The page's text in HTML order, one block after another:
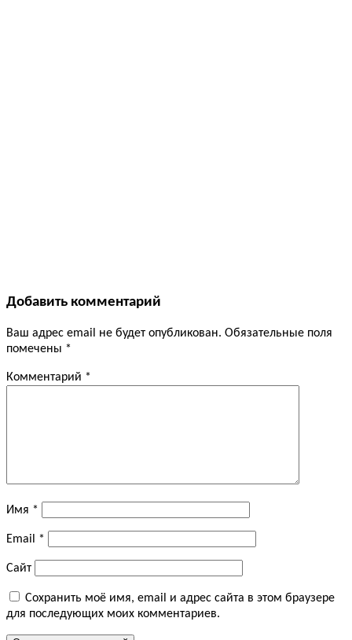
Добавить комментарий
Ваш адрес email не будет опубликован. Обязательные поля
помечены *
Комментарий *
Имя *
Email *
Сайт
Сохранить моё имя, email и адрес сайта в этом браузере
для последующих моих комментариев.